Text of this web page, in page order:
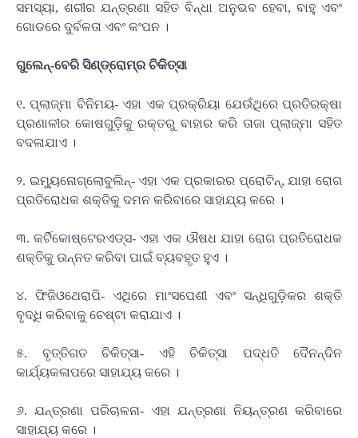
ସମସ୍ୟା, ଶରୀର ଯନ୍ତ୍ରଣା ସହିତ ବିନ୍ଧା ଅନୁଭବ ହେବା, ବାହୁ ଏବଂ
ଗୋଡରେ ଦୁର୍ବଳତା ଏବଂ କଂପନ ।
ଗୁଲେନ୍‌-ବେରି ସିଣ୍ଡ୍ରୋମ୍‌ର ଚିକିତ୍ସା
୧. ପ୍ଲାଜ୍ମା ବିନିମୟ- ଏହା ଏକ ପ୍ରକ୍ରିୟା ଯେଉଁଥିରେ ପ୍ରତିରକ୍ଷା
ପ୍ରଣାଳୀର କୋଷଗୁଡ଼ିକୁ ରକ୍ତରୁ ବାହାର କରି ତାଜା ପ୍ଲାଜ୍ମା ସହିତ
ବଦଳାଯାଏ ।
୨. ଇମ୍ୟୁନୋଗ୍ଲୋବୁଲିନ୍‌- ଏହା ଏକ ପ୍ରକାରର ପ୍ରୋଟିନ୍‌, ଯାହା ରୋଗ
ପ୍ରତିରୋଧକ ଶକ୍ତିକୁ ଦମନ କରିବାରେ ସାହାଯ୍ୟ କରେ ।
୩. କର୍ଟିକୋଷ୍ଟେରଏଡ୍ସ- ଏହା ଏକ ଔଷଧ ଯାହା ରୋଗ ପ୍ରତିରୋଧକ
ଶକ୍ତିକୁ ଉନ୍ନତ କରିବା ପାଇଁ ବ୍ୟବହୃତ ହୁଏ ।
୪. ଫିଜିଓଥେରାପି- ଏଥିରେ ମାଂସପେଶୀ ଏବଂ ସନ୍ଧିଗୁଡ଼ିକର ଶକ୍ତି
ବୃଦ୍ଧି କରିବାକୁ ଚେଷ୍ଟା କରାଯାଏ ।
୫. ବୃତ୍ତିଗତ ଚିକିତ୍ସା- ଏହି ଚିକିତ୍ସା ପଦ୍ଧତି ଦୈନନ୍ଦିନ
କାର୍ଯ୍ୟକଳାପରେ ସାହାଯ୍ୟ କରେ ।
୬. ଯନ୍ତ୍ରଣା ପରିଚାଳନା- ଏହା ଯନ୍ତ୍ରଣା ନିୟନ୍ତ୍ରଣ କରିବାରେ
ସାହାଯ୍ୟ କରେ ।